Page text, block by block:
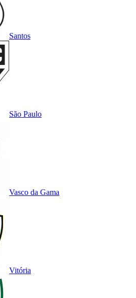
Santos
São Paulo
Vasco da Gama
Vitória